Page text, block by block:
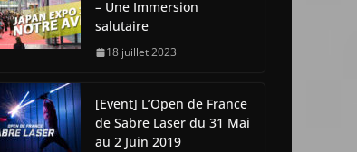
– Une Immersion
salutaire
18 juillet 2023
[Event] L’Open de France
de Sabre Laser du 31 Mai
au 2 Juin 2019